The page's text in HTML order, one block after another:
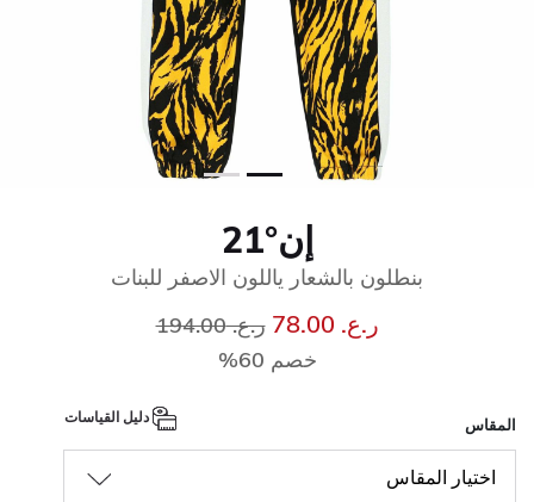
إن°21
بنطلون بالشعار ياللون الاصفر للبنات
ر.ع. 78.00 سعر مخفض من
ر.ع. 194.00
خصم 60%
المقاس
اختيار المقاس